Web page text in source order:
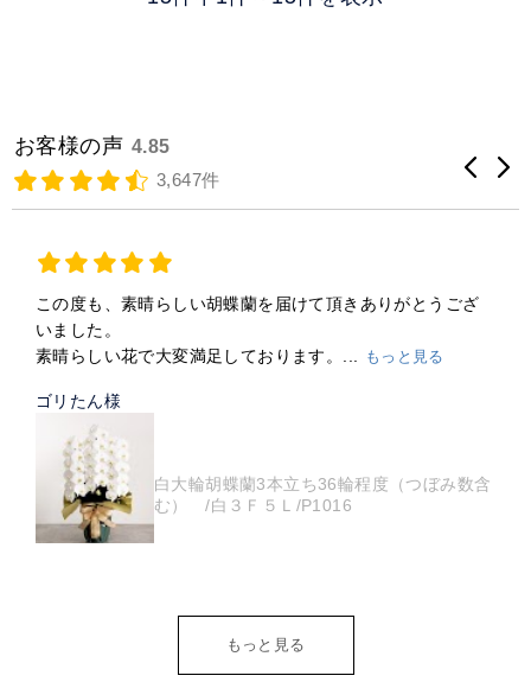
お客様の声 4.85
3,647件
この度も、素晴らしい胡蝶蘭を届けて頂きありがとうござ
いました。
素晴らしい花で大変満足しております。...
もっと見る
ゴリたん様
白大輪胡蝶蘭3本立ち36輪程度（つぼみ数含
む） /白３Ｆ５Ｌ/P1016
もっと見る